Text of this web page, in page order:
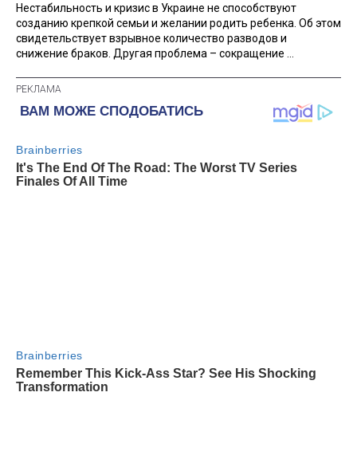
Нестабильность и кризис в Украине не способствуют
созданию крепкой семьи и желании родить ребенка. Об этом
свидетельствует взрывное количество разводов и
снижение браков. Другая проблема – сокращение ...